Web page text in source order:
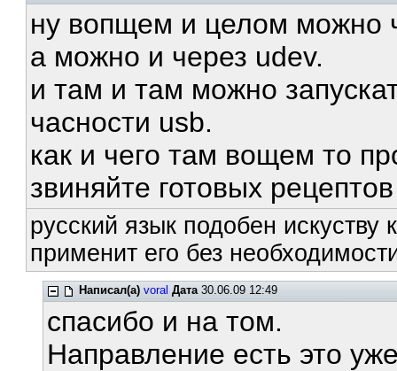
ну вопщем и целом можно
а можно и через udev.
и там и там можно
часности usb.
как и чего там вощем то
звиняйте готовых
русский язык подобен
применит его без
Написал(а) voral Дата30.06.09 12:49
спасибо и на том.
Направление есть это